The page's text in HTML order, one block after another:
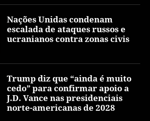
Nações Unidas condenam
escalada de ataques russos e
ucranianos contra zonas civis
Trump diz que “ainda é muito
cedo” para confirmar apoio a
J.D. Vance nas presidenciais
norte-americanas de 2028